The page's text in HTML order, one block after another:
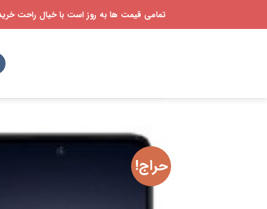
to
تمامی قیمت ها به روز است با خیال راحت
حراج!